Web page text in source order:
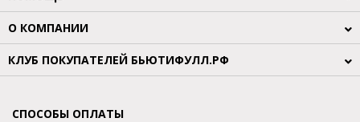
О КОМПАНИИ
КЛУБ ПОКУПАТЕЛЕЙ БЬЮТИФУЛЛ.РФ
СПОСОБЫ ОПЛАТЫ